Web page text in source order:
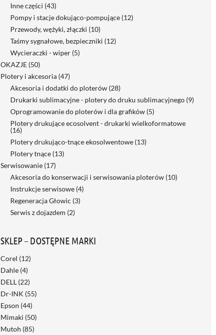
Inne części (43)
Pompy i stacje dokująco-pompujące (12)
Przewody, wężyki, złączki (10)
Taśmy sygnałowe, bezpieczniki (12)
Wycieraczki - wiper (5)
OKAZJE (50)
Plotery i akcesoria (47)
Akcesoria i dodatki do ploterów (28)
Drukarki sublimacyjne - plotery do druku sublimacyjnego (9)
Oprogramowanie do ploterów i dla grafików (5)
Plotery drukujące ecosolvent - drukarki wielkoformatowe
(16)
Plotery drukująco-tnące ekosolwentowe (13)
Plotery tnące (13)
Serwisowanie (17)
Akcesoria do konserwacji i serwisowania ploterów (10)
Instrukcje serwisowe (4)
Regeneracja Głowic (3)
Serwis z dojazdem (2)
SKLEP – DOSTĘPNE MARKI
Corel (12)
Dahle (4)
DELL (22)
Dr-INK (55)
Epson (44)
Mimaki (50)
Mutoh (85)